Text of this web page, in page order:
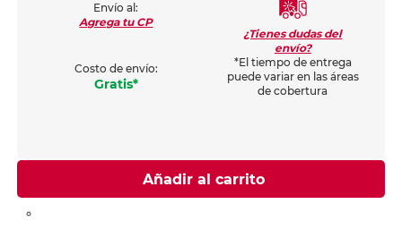
Envío al:
Agrega tu CP
Costo de envío:
Gratis*
¿Tienes dudas del
envío?
*El tiempo de entrega
puede variar en las áreas
de cobertura
Añadir al carrito